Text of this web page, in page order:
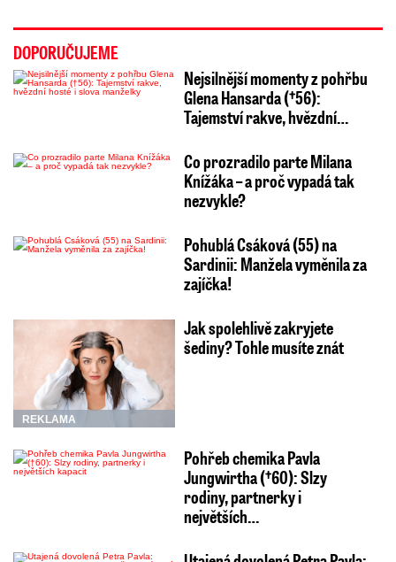
DOPORUČUJEME
Nejsilnější momenty z pohřbu
Glena Hansarda (†56):
Tajemství rakve, hvězdní…
Co prozradilo parte Milana
Knížáka – a proč vypadá tak
nezvykle?
Pohublá Csáková (55) na
Sardinii: Manžela vyměnila za
zajíčka!
REKLAMA
Jak spolehlivě zakryjete
šediny? Tohle musíte znát
Pohřeb chemika Pavla
Jungwirtha (†60): Slzy
rodiny, partnerky i
největších…